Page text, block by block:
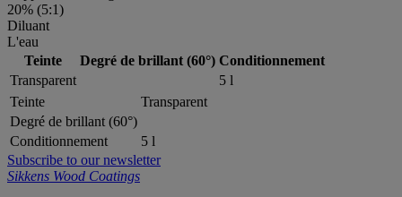
20% (5:1)
Diluant
L'eau
Teinte
Degré de brillant (60°) Conditionnement
Transparent
5 l
Teinte
Transparent
Degré de brillant (60°)
Conditionnement
5 l
Subscribe to our newsletter
Sikkens Wood Coatings